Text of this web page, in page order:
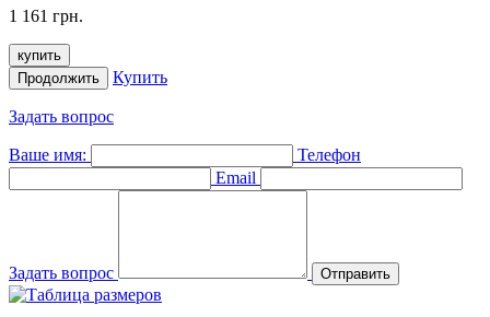
1 161 грн.
купить
Продолжить
Купить
Задать вопрос
Ваше имя:
Телефон
Email
Задать вопрос Отправить